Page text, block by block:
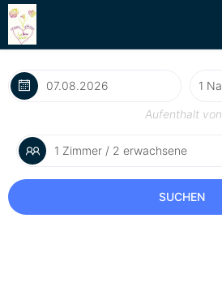
Aufenthalt von
1 Zimmer / 2 erwachsene